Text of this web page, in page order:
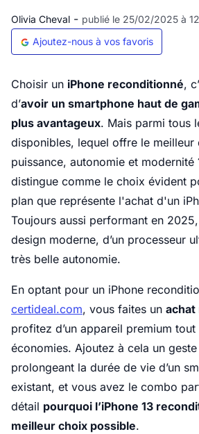
Olivia Cheval - publié le 25/02/2025 à
Ajoutez-nous à vos favoris
Choisir un iPhone reconditionné,
d’avoir un smartphone haut de
plus avantageux. Mais parmi tous
disponibles, lequel offre le meilleur
puissance, autonomie et modernité
distingue comme le choix évident
plan que représente l'achat d'un
Toujours aussi performant en
design moderne, d’un processeur
très belle autonomie.
En optant pour un iPhone
certideal.com, vous faites un achat
profitez d’un appareil premium
économies. Ajoutez à cela un
prolongeant la durée de vie d’un
existant, et vous avez le combo
détail pourquoi l’iPhone 13
meilleur choix possible.